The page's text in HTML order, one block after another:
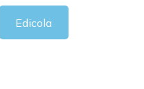
Edicola